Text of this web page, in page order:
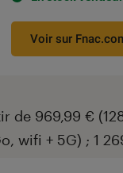
Voir sur
de 969,99 €
wifi + 5G) ; 1